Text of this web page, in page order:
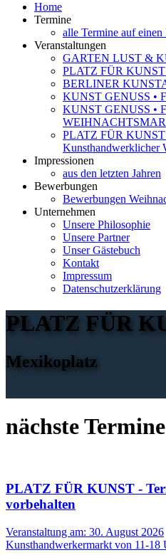
Home
Termine
alle Termine auf
Veranstaltungen
GARTEN LUST &
PLATZ FÜR KUNST
BERLINER
KUNST GENUSS •
KUNST GENUSS •
PLATZ FÜR KUNST
Impressionen
aus den letzten Jahren
Bewerbungen
Bewerbungen
Unternehmen
Unsere Philosophie
Unsere Partner
Unser Gästebuch
Kontakt
Impressum
Datenschutzerklärung
PLATZ FÜR
Mexikoplatz
nächste Termine
PLATZ FÜR KUNST -
vorbehalten
Veranstaltung am: 30. August 2026
Kunsthandwerkermarkt von 11-18